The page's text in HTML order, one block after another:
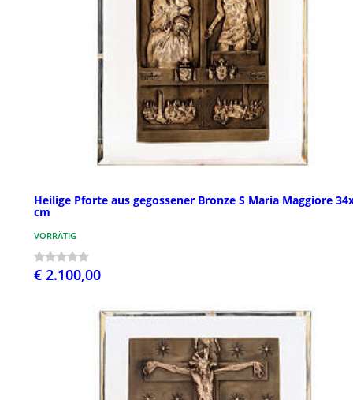
Heilige Pforte aus gegossener Bronze S Maria Maggiore
cm
VORRÄTIG
€ 2.100,00